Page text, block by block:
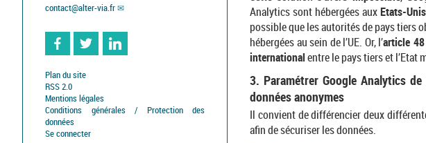
Analytics sont hébergées auxEtats-Unis
possible que les autorités de pays tiers
hébergées au sein de l’UE. Or, l’article
internationalentre le pays tiers et l’Etat
3. Paramétrer Google Analytics
données anonymes
Il convient de différencier deux
afin de sécuriser les données.
contact@alter-via.fr
FacebookTwitter
Plan du site
RSS 2.0
Mentions légales
Conditions générales / Protection des
données
Se connecter